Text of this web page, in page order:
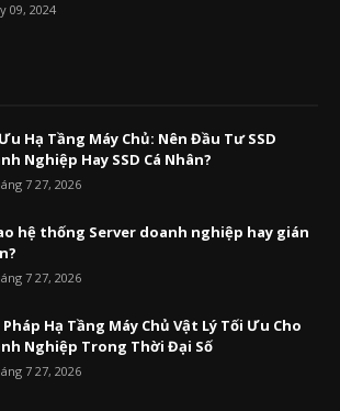
09, 2024
Hạ Tầng Máy Chủ: Nên Đầu Tư SSD
Nghiệp Hay SSD Cá Nhân?
7 27, 2026
hệ thống Server doanh nghiệp hay gián
7 27, 2026
Pháp Hạ Tầng Máy Chủ Vật Lý Tối Ưu Cho
Nghiệp Trong Thời Đại Số
7 27, 2026